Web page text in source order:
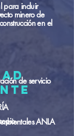
ANLA
para incluir
minero de
en el
de servicio